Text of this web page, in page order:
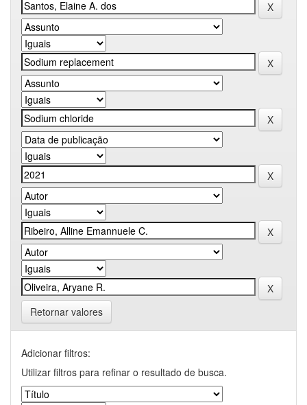
Retornar valores
Adicionar filtros:
Utilizar filtros para refinar o resultado de busca.